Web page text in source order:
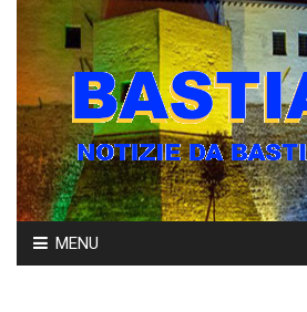
Skip
to
MENU